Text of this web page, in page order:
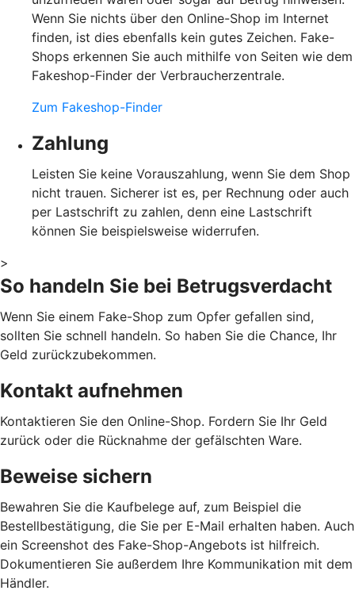
Wenn Sie nichts über den Online-Shop im Internet
finden, ist dies ebenfalls kein gutes Zeichen. Fake-
Shops erkennen Sie auch mithilfe von Seiten wie dem
Fakeshop-Finder der Verbraucherzentrale.
Zum Fakeshop-Finder
Zahlung
Leisten Sie keine Vorauszahlung, wenn Sie dem Shop
nicht trauen. Sicherer ist es, per Rechnung oder auch
per Lastschrift zu zahlen, denn eine Lastschrift
können Sie beispielsweise widerrufen.
>
So handeln Sie bei Betrugsverdacht
Wenn Sie einem Fake-Shop zum Opfer gefallen sind,
sollten Sie schnell handeln. So haben Sie die Chance, Ihr
Geld zurückzubekommen.
Kontakt aufnehmen
Kontaktieren Sie den Online-Shop. Fordern Sie Ihr Geld
zurück oder die Rücknahme der gefälschten Ware.
Beweise sichern
Bewahren Sie die Kaufbelege auf, zum Beispiel die
Bestellbestätigung, die Sie per E-Mail erhalten haben. Auch
ein Screenshot des Fake-Shop-Angebots ist hilfreich.
Dokumentieren Sie außerdem Ihre Kommunikation mit dem
Händler.